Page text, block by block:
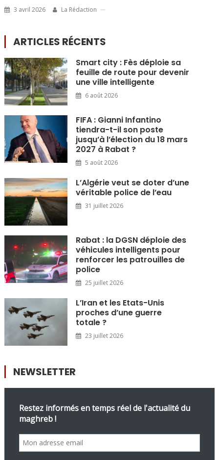
3 avril 2026 La Rédaction
ARTICLES RÉCENTS
Smart city : Fès déploie sa
feuille de route pour devenir
une ville intelligente
6 août 2026
FIFA : Gianni Infantino
tiendra-t-il son poste
jusqu’à l’élection du 18 mars
2027 à Rabat ?
5 août 2026
L’Algérie veut se doter d’une
véritable police de l’eau
31 juillet 2026
Rabat : la DGSN déploie des
véhicules intelligents pour
renforcer les patrouilles de
police
25 juillet 2026
L’Iran et les Etats-Unis
proches d’une guerre
totale ?
23 juillet 2026
NEWSLETTER
Restez informés en temps réel de l'actualité du
maghreb !